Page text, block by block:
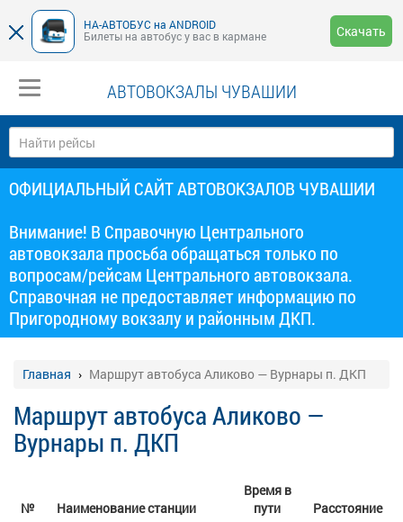
НА-АВТОБУС на ANDROID
Билеты на автобус у вас в кармане
Скачать
АВТОВОКЗАЛЫ ЧУВАШИИ
ОФИЦИАЛЬНЫЙ САЙТ АВТОВОКЗАЛОВ ЧУВАШИИ
Внимание! В Справочную Центрального
автовокзала просьба обращаться только по
вопросам/рейсам Центрального автовокзала.
Справочная не предоставляет информацию по
Пригородному вокзалу и районным ДКП.
Главная Маршрут автобуса Аликово — Вурнары п. ДКП
Маршрут автобуса Аликово —
Вурнары п. ДКП
№ Наименование станции
Время в
пути
Расстояние